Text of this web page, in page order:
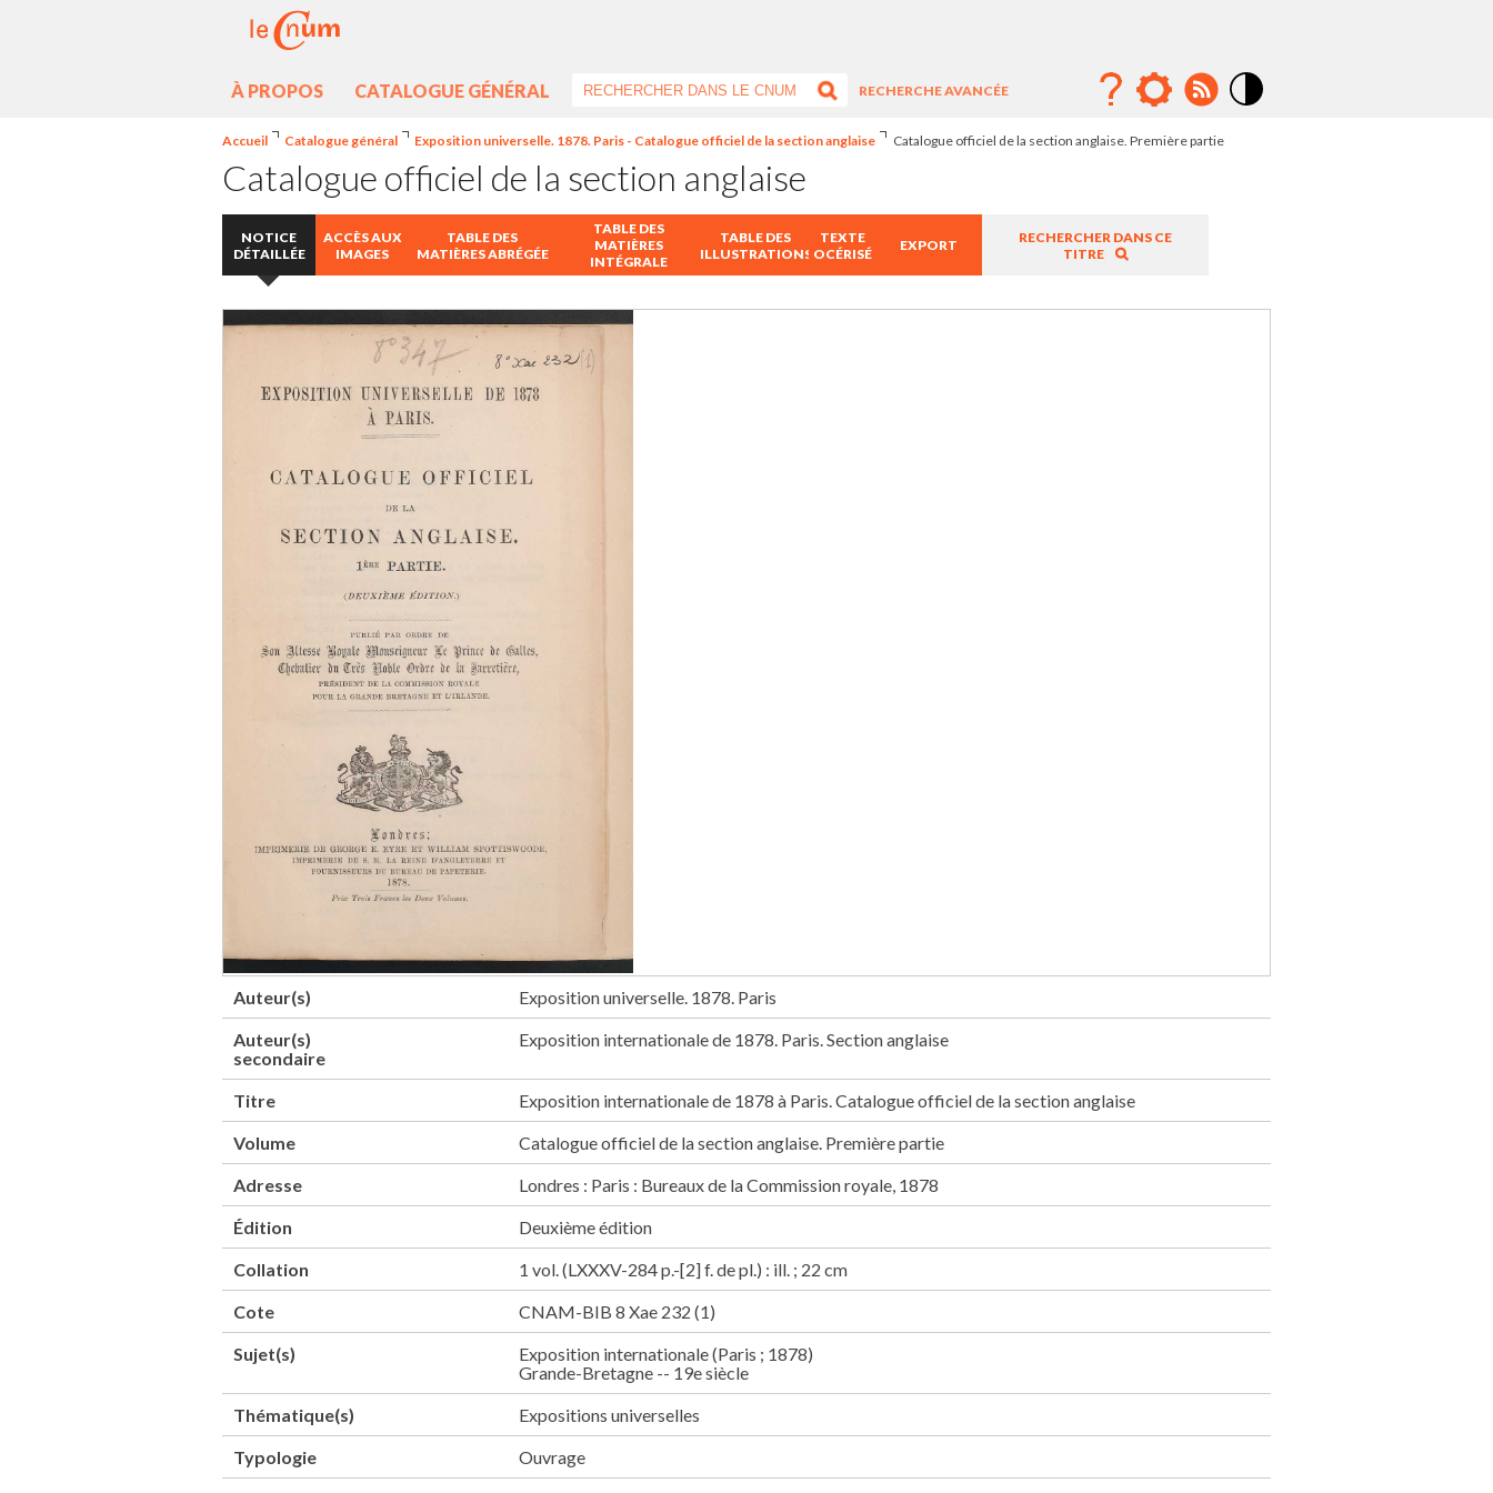
À PROPOS CATALOGUE GÉNÉRAL
RECHERCHE AVANCÉE
Accueil Catalogue général Exposition universelle. 1878. Paris - Catalogue officiel de la section anglaise Catalogue officiel de la section anglaise. Première partie
Catalogue officiel de la section anglaise
NOTICE
DÉTAILLÉE
ACCÈS AUX
IMAGES
TABLE DES
MATIÈRES ABRÉGÉE
TABLE DES
MATIÈRES
INTÉGRALE
TABLE DES
ILLUSTRATIONS
TEXTE
OCÉRISÉ
EXPORT
RECHERCHER DANS CE
TITRE
Auteur(s)
Exposition universelle. 1878. Paris
Auteur(s)
secondaire
Exposition internationale de 1878. Paris. Section anglaise
Titre
Exposition internationale de 1878 à Paris. Catalogue officiel de la section anglaise
Volume
Catalogue officiel de la section anglaise. Première partie
Adresse
Londres : Paris : Bureaux de la Commission royale, 1878
Édition
Deuxième édition
Collation
1 vol. (LXXXV-284 p.-[2] f. de pl.) : ill. ; 22 cm
Cote
CNAM-BIB 8 Xae 232 (1)
Sujet(s)
Exposition internationale (Paris ; 1878)
Grande-Bretagne -- 19e siècle
Thématique(s)
Expositions universelles
Typologie
Ouvrage